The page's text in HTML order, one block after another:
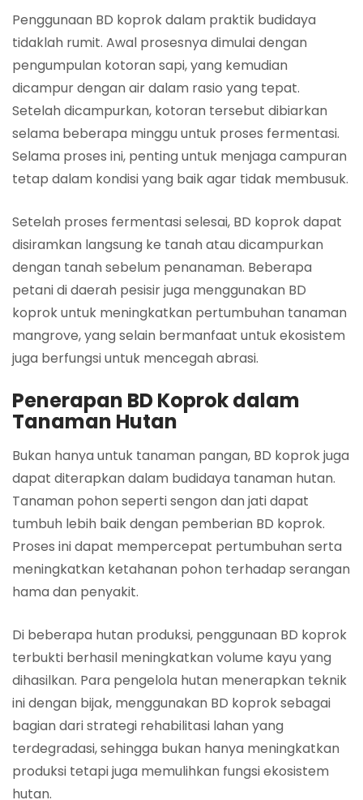
Penggunaan BD koprok dalam praktik budidaya
tidaklah rumit. Awal prosesnya dimulai dengan
pengumpulan kotoran sapi, yang kemudian
dicampur dengan air dalam rasio yang tepat.
Setelah dicampurkan, kotoran tersebut dibiarkan
selama beberapa minggu untuk proses fermentasi.
Selama proses ini, penting untuk menjaga campuran
tetap dalam kondisi yang baik agar tidak membusuk.
Setelah proses fermentasi selesai, BD koprok dapat
disiramkan langsung ke tanah atau dicampurkan
dengan tanah sebelum penanaman. Beberapa
petani di daerah pesisir juga menggunakan BD
koprok untuk meningkatkan pertumbuhan tanaman
mangrove, yang selain bermanfaat untuk ekosistem
juga berfungsi untuk mencegah abrasi.
Penerapan BD Koprok dalam
Tanaman Hutan
Bukan hanya untuk tanaman pangan, BD koprok juga
dapat diterapkan dalam budidaya tanaman hutan.
Tanaman pohon seperti sengon dan jati dapat
tumbuh lebih baik dengan pemberian BD koprok.
Proses ini dapat mempercepat pertumbuhan serta
meningkatkan ketahanan pohon terhadap serangan
hama dan penyakit.
Di beberapa hutan produksi, penggunaan BD koprok
terbukti berhasil meningkatkan volume kayu yang
dihasilkan. Para pengelola hutan menerapkan teknik
ini dengan bijak, menggunakan BD koprok sebagai
bagian dari strategi rehabilitasi lahan yang
terdegradasi, sehingga bukan hanya meningkatkan
produksi tetapi juga memulihkan fungsi ekosistem
hutan.